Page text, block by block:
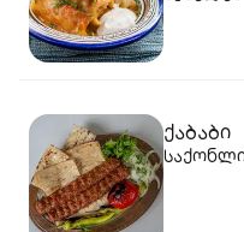
ქაბაბი